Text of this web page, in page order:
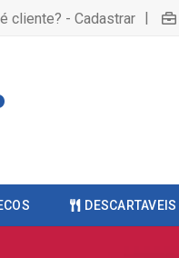
cliente? - Cadastrar |
DESCARTAVEIS